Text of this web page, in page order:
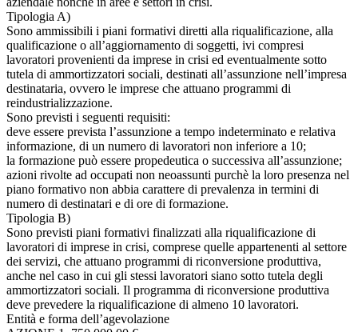
Tipologia A)
Sono ammissibili i piani formativi diretti alla riqualificazione, alla
qualificazione o all’aggiornamento di soggetti, ivi compresi
lavoratori provenienti da imprese in crisi ed eventualmente sotto
tutela di ammortizzatori sociali, destinati all’assunzione nell’impresa
destinataria, ovvero le imprese che attuano programmi di
reindustrializzazione.
Sono previsti i seguenti requisiti:
deve essere prevista l’assunzione a tempo indeterminato e relativa
informazione, di un numero di lavoratori non inferiore a 10;
la formazione può essere propedeutica o successiva all’assunzione;
azioni rivolte ad occupati non neoassunti purchè la loro presenza nel
piano formativo non abbia carattere di prevalenza in termini di
numero di destinatari e di ore di formazione.
Tipologia B)
Sono previsti piani formativi finalizzati alla riqualificazione di
lavoratori di imprese in crisi, comprese quelle appartenenti al settore
dei servizi, che attuano programmi di riconversione produttiva,
anche nel caso in cui gli stessi lavoratori siano sotto tutela degli
ammortizzatori sociali. Il programma di riconversione produttiva
deve prevedere la riqualificazione di almeno 10 lavoratori.
Entità e forma dell’agevolazione